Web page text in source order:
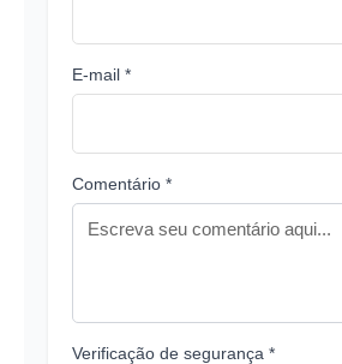
E-mail *
Comentário *
Verificação de segurança *